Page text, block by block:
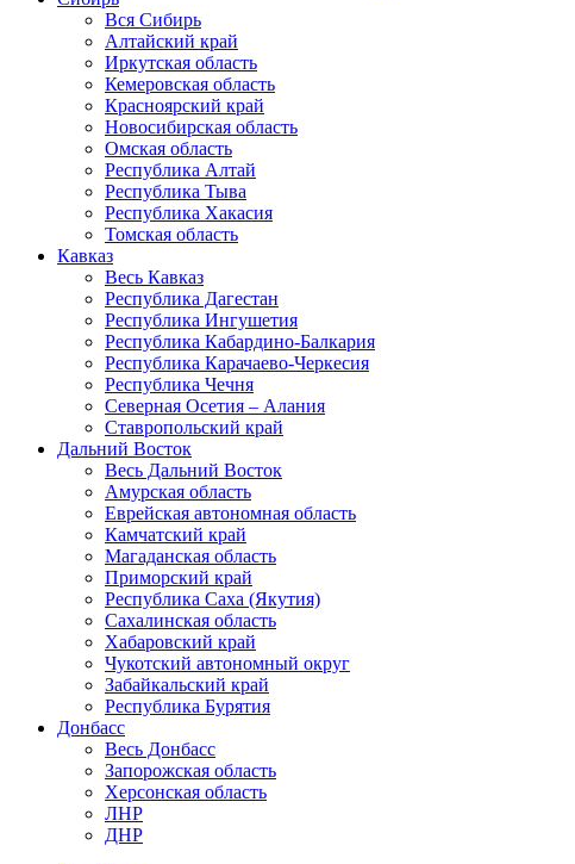
Вся Сибирь
Алтайский край
Иркутская область
Кемеровская область
Красноярский край
Новосибирская область
Омская область
Республика Алтай
Республика Тыва
Республика Хакасия
Томская область
Кавказ
Весь Кавказ
Республика Дагестан
Республика Ингушетия
Республика Кабардино-Балкария
Республика Карачаево-Черкесия
Республика Чечня
Северная Осетия – Алания
Ставропольский край
Дальний Восток
Весь Дальний Восток
Амурская область
Еврейская автономная область
Камчатский край
Магаданская область
Приморский край
Республика Саха (Якутия)
Сахалинская область
Хабаровский край
Чукотский автономный округ
Забайкальский край
Республика Бурятия
Донбасс
Весь Донбасс
Запорожская область
Херсонская область
ЛНР
ДНР